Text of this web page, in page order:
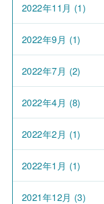
2022年11月 (1)
2022年9月 (1)
2022年7月 (2)
2022年4月 (8)
2022年2月 (1)
2022年1月 (1)
2021年12月 (3)